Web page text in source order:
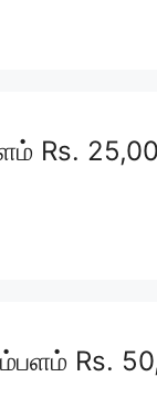
Rs.
Rs.